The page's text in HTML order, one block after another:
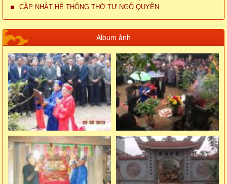
CẬP NHẬT HỆ THỐNG THỜ TỰ NGÔ QUYỀN
Album ảnh